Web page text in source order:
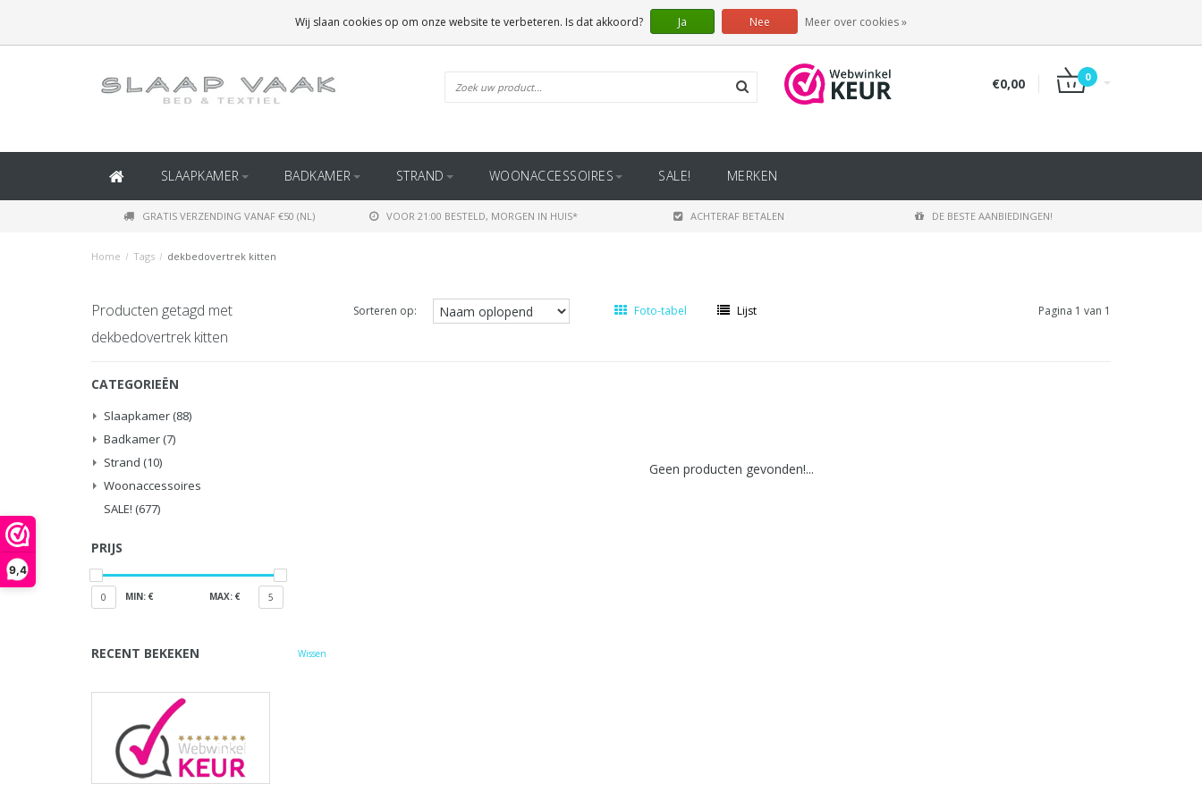
9,4
(BINNEN BELGIË)
€0,00 0
SLAAPKAMER BADKAMER STRAND WOONACCESSOIRES SALE! MERKEN
GRATIS VERZENDING VANAF €50 (NL) VOOR 21:00 BESTELD, MORGEN IN HUIS* ACHTERAF BETALEN DE BESTE AANBIEDINGEN!
Home / Tags / dekbedovertrek kitten
Producten getagd met
dekbedovertrek kitten
Sorteren op: Foto-tabel Lijst Pagina 1 van 1
CATEGORIEËN
Slaapkamer (88)
Badkamer (7)
Strand (10)
Woonaccessoires
SALE! (677)
PRIJS
0 MIN: € MAX: € 5
RECENT BEKEKEN Wissen
Geen producten gevonden!...
Wij slaan cookies op om onze website te verbeteren. Is dat akkoord? Ja Nee Meer over cookies »